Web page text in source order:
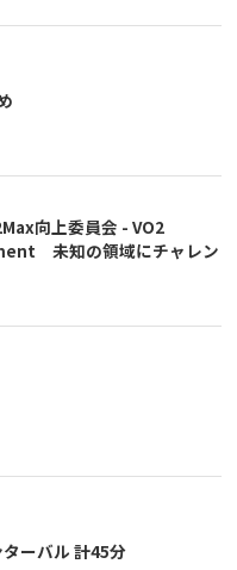
向上委員会 - VO2
未知の領域にチャレン
ーバル 計45分